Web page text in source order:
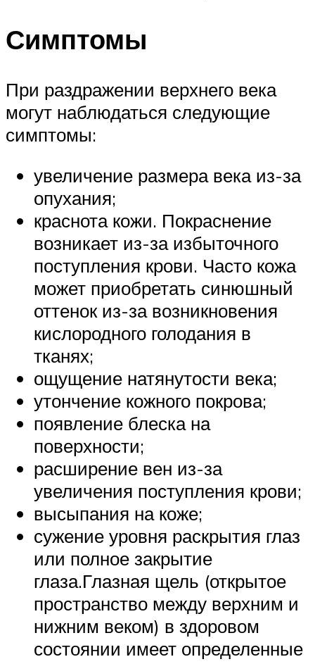
Симптомы
При раздражении верхнего века
могут наблюдаться следующие
симптомы:
увеличение размера века из-за
опухания;
краснота кожи. Покраснение
возникает из-за избыточного
поступления крови. Часто кожа
может приобретать синюшный
оттенок из-за возникновения
кислородного голодания в
тканях;
ощущение натянутости века;
утончение кожного покрова;
появление блеска на
поверхности;
расширение вен из-за
увеличения поступления крови;
высыпания на коже;
сужение уровня раскрытия глаз
или полное закрытие
глаза.Глазная щель (открытое
пространство между верхним и
нижним веком) в здоровом
состоянии имеет определенные